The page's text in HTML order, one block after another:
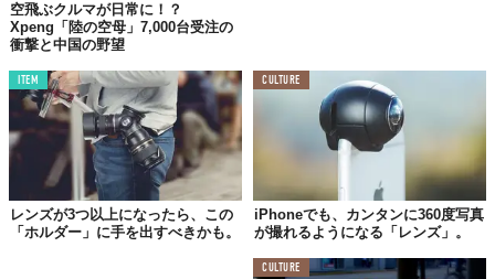
本格的に写真を撮ろうと思ったら、レンズへのこだわりは捨てが
たい。その点、この「Moment」は
広角・望遠・魚眼・マクロレ
ンズと、幅広くカバー。
魚眼レンズでは170度の景色を捉えることができ、僕たちの見て
いる光景をほぼそのままの形に残すことができるのだ。
空飛ぶクルマが日常に！？
Xpeng「陸の空母」7,000台受注の
衝撃と中国の野望
ITEM
レンズが3つ以上になったら、この
「ホルダー」に手を出すべきかも。
CULTURE
iPhoneでも、カンタンに360度写真
が撮れるようになる「レンズ」。
CULTURE